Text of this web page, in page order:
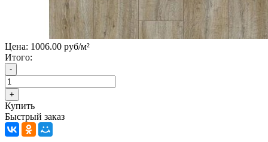
Цена: 1006.00 руб/м²
Итого:
Купить
Быстрый заказ